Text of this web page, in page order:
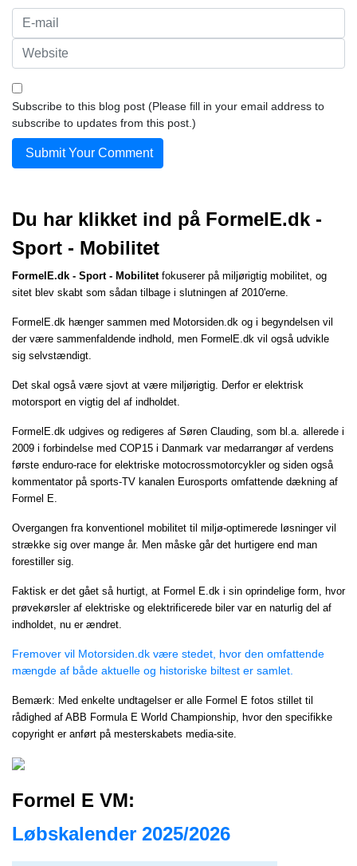
Subscribe to this blog post (Please fill in your email address to
subscribe to updates from this post.)
Submit Your Comment
Du har klikket ind på FormelE.dk -
Sport - Mobilitet
FormelE.dk - Sport - Mobilitetfokuserer på miljørigtig mobilitet, og
sitet blev skabt som sådan tilbage i slutningen af 2010'erne.
FormelE.dk hænger sammen med Motorsiden.dk og i begyndelsen vil
der være sammenfaldende indhold, men FormelE.dk vil også udvikle
sig selvstændigt.
Det skal også være sjovt at være miljørigtig. Derfor er elektrisk
motorsport en vigtig del af indholdet.
FormelE.dk udgives og redigeres af Søren Clauding, som bl.a. allerede i
2009 i forbindelse med COP15 i Danmark var medarrangør af verdens
første enduro-race for elektriske motocrossmotorcykler og siden også
kommentator på sports-TV kanalen Eurosports omfattende dækning af
Formel E.
Overgangen fra konventionel mobilitet til miljø-optimerede løsninger vil
strække sig over mange år. Men måske går det hurtigere end man
forestiller sig.
Faktisk er det gået så hurtigt, at Formel E.dk i sin oprindelige form, hvor
prøvekørsler af elektriske og elektrificerede biler var en naturlig del af
indholdet, nu er ændret.
Fremover vil Motorsiden.dk være stedet, hvor den omfattende
mængde af både aktuelle og historiske biltest er samlet.
Bemærk: Med enkelte undtagelser er alle Formel E fotos stillet til
rådighed af ABB Formula E World Championship, hvor den specifikke
copyright er anført på mesterskabets media-site.
Formel E VM:
Løbskalender 2025/2026